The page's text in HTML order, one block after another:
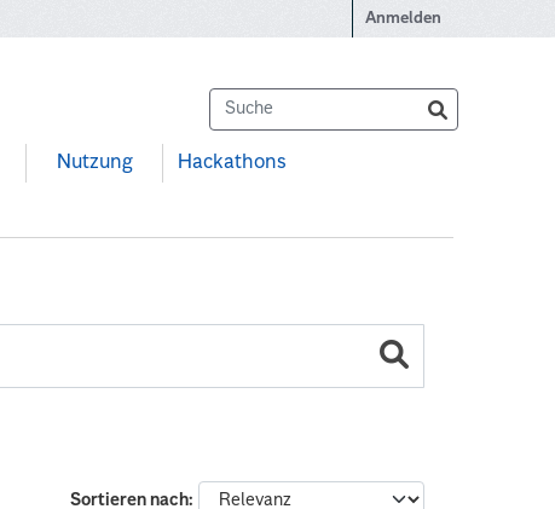
Anmelden
Nutzung Hackathons
Sortieren nach